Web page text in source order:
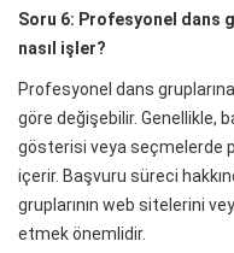
Soru 6: Profesyonel dans
nasıl işler?
Profesyonel dans
göre değişebilir. Genellikle,
gösterisi veya seçmelerde
içerir. Başvuru süreci
gruplarının web sitelerini
etmek önemlidir.